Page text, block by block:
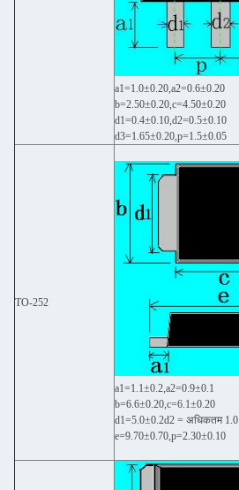
a1=1.0±0.20,a2=0.6±0.20
b=2.50±0.20,c=4.50±0.20
d1=0.4±0.10,d2=0.5±0.10
d3=1.65±0.20,p=1.5±0.05
TO-252
a1=1.1±0.2,a2=0.9±0.1
b=6.6±0.20,c=6.1±0.20
d1=5.0±0.2d2 = अधिकतम 1.0
e=9.70±0.70,p=2.30±0.10